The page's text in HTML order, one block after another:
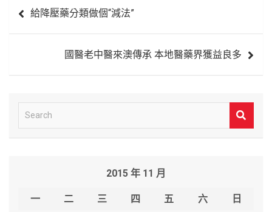
章 給降壓藥分類做個“減法”
國醫老中醫來澳傳承 本地醫藥界獲益良多
e
2015 年 11 月
一 二 三 四 五 六
日